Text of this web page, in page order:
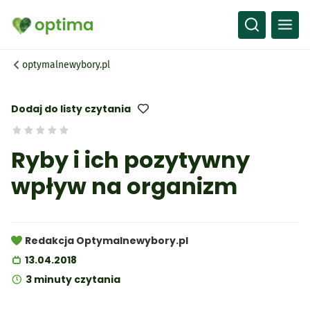
optymalnewybory.pl
Dodaj do listy czytania
Ryby i ich pozytywny
wpływ na organizm
Redakcja Optymalnewybory.pl
13.04.2018
3 minuty czytania